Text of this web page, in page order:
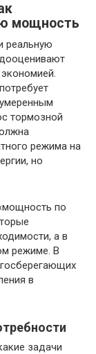
мощность
реальную
тормозной
режима на
но
по
а в
режиме. В
в
задачи